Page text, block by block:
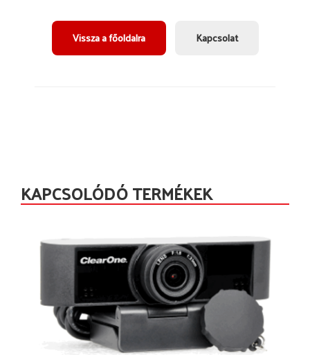
Vissza a főoldalra Kapcsolat
KAPCSOLÓDÓ TERMÉKEK